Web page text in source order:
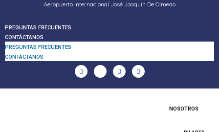
Aeropuerto Internacional José Joaquín De Olmedo
PREGUNTAS FRECUENTES
CONTÁCTANOS
PREGUNTAS FRECUENTES
CONTÁCTANOS
NOSOTROS